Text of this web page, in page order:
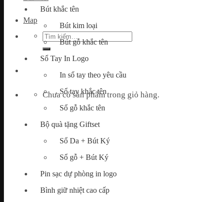
Map
Tìm
kiếm:
Chưa có sản phẩm trong giỏ hàng.
Bút khắc tên
Bút kim loại
Bút gỗ khắc tên
Sổ Tay In Logo
In sổ tay theo yêu cầu
Sổ tay khắc tên
Sổ gỗ khắc tên
Bộ quà tặng Giftset
Sổ Da + Bút Ký
Sổ gỗ + Bút Ký
Pin sạc dự phòng in logo
Bình giữ nhiệt cao cấp